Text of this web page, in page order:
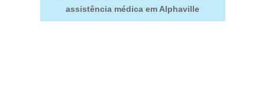
assistência médica em Alphaville